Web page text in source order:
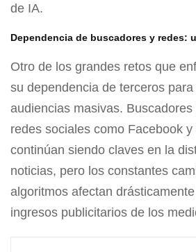
de IA.
Dependencia de buscadores y redes:
Otro de los grandes retos que
su dependencia de terceros
audiencias masivas.
redes sociales como Facebook y
continúan siendo claves en la
noticias, pero los constantes
algoritmos afectan
ingresos publicitarios de los